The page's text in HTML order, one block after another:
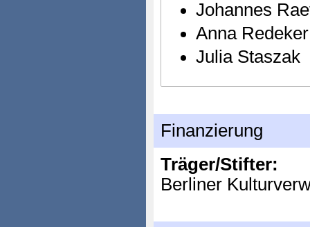
Johannes
Anna Redeker
Julia Staszak
Finanzierung
Träger/Stifter:
Berliner